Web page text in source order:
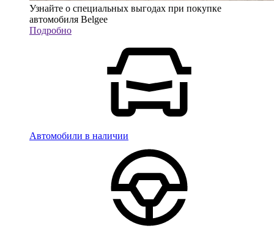
Узнайте о специальных выгодах при покупке
автомобиля Belgee
Подробно
Автомобили в наличии